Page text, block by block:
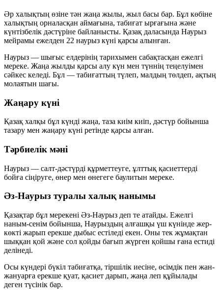
Әр халықтың өзіне тән жаңа жылы, жыл басы бар. Бұл көбіне
халықтың орналасқан аймағына, табиғат ырғағына және
күнтізбелік дәстүріне байланысты. Қазақ даласында Наурыз
мейрамы ежелден 22 наурыз күні қарсы алынған.
Наурыз — шығыс елдерінің тарихымен сабақтасқан ежелгі
мереке. Жаңа жылды қарсы алу күн мен түннің теңелуімен
сәйкес келеді. Бұл — табиғаттың түлеп, малдың төлдеп, ақтың
молаятын шағы.
Жаңару күні
Қазақ халқы бұл күнді жаңа, таза киім киіп, дәстүр бойынша
тазару мен жаңару күні ретінде қарсы алған.
Тәрбиелік мәні
Наурыз — салт-дәстүрді құрметтеуге, ұлттық қасиеттерді
бойға сіңіруге, өнер мен өнегеге баулитын мереке.
Әз-Наурыз туралы халық нанымы
Қазақтар бұл мерекені Әз-Наурыз деп те атайды. Ежелгі
наным-сенім бойынша, Наурыздың алғашқы үш күнінде жер-
көкті жарып ерекше дыбыс естіледі екен. Оны тек жұмақтан
шыққан қой және сол қойды бағып жүрген қойшы ғана естиді
делінеді.
Осы күндері бүкіл табиғатқа, тіршілік иесіне, өсімдік пен жан-
жануарға ерекше қуат, қасиет дарып, жаңа леп құйылады
деген түсінік бар.